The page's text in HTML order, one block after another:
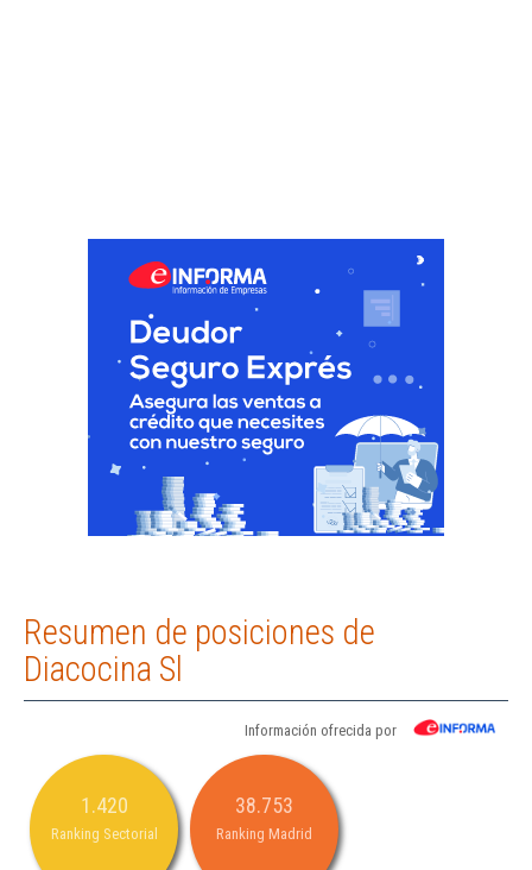
Resumen de posiciones de
Diacocina Sl
Información ofrecida por
1.420
Ranking Sectorial
38.753
Ranking Madrid